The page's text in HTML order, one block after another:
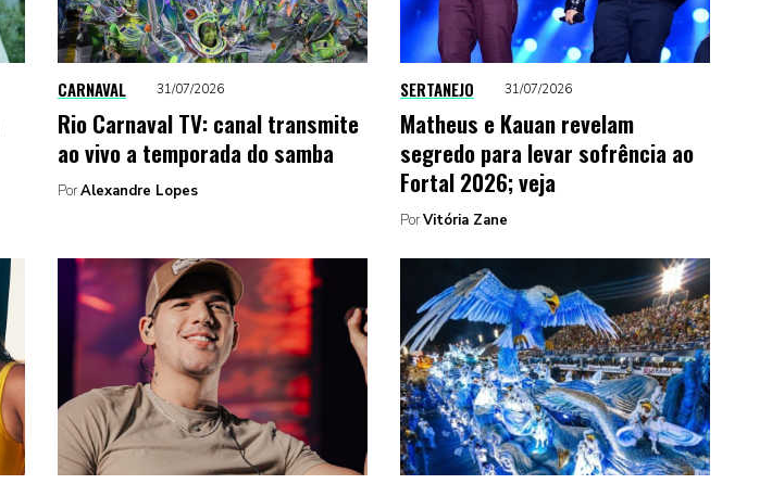
CARNAVAL 31/07/2026
Rio Carnaval TV: canal transmite
ao vivo a temporada do samba
PorAlexandre Lopes
SERTANEJO 31/07/2026
Matheus e Kauan revelam
segredo para levar sofrência ao
Fortal 2026; veja
PorVitória Zane